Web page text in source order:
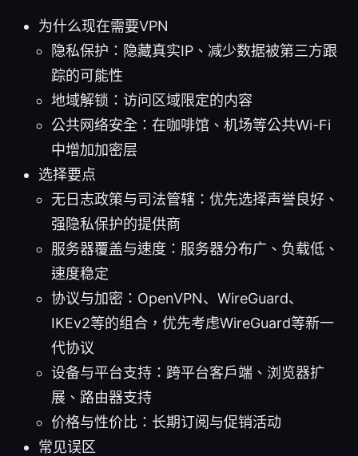
为什么现在需要VPN
隐私保护：隐藏真实IP、减少数据被第三方跟
踪的可能性
地域解锁：访问区域限定的内容
公共网络安全：在咖啡馆、机场等公共Wi-Fi
中增加加密层
选择要点
无日志政策与司法管辖：优先选择声誉良好、
强隐私保护的提供商
服务器覆盖与速度：服务器分布广、负载低、
速度稳定
协议与加密：OpenVPN、WireGuard、
IKEv2等的组合，优先考虑WireGuard等新一
代协议
设备与平台支持：跨平台客户端、浏览器扩
展、路由器支持
价格与性价比：长期订阅与促销活动
常见误区